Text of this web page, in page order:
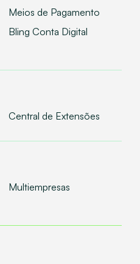
Meios de Pagamento
Bling Conta Digital
Central de Extensões
Multiempresas